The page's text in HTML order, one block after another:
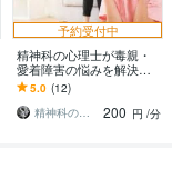
予約受付中
精神科の心理士が毒親・
愛着障害の悩みを解決し
ます 。精神科勤務の公認
心理師・臨床心理士がお
話を聴きます。
5.0 (12)
精神科の心理カウンセラー
200 円 /分